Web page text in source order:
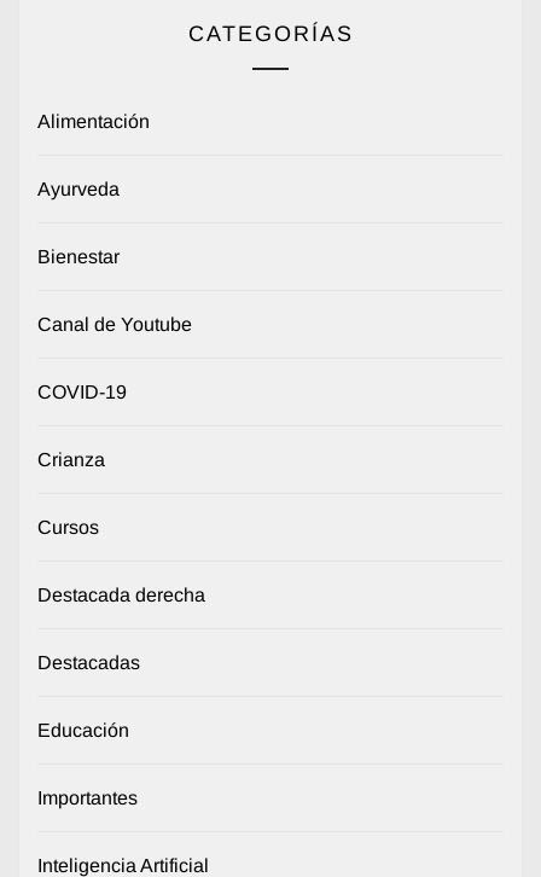
CATEGORÍAS
Alimentación
Ayurveda
Bienestar
Canal de Youtube
COVID-19
Crianza
Cursos
Destacada derecha
Destacadas
Educación
Importantes
Inteligencia Artificial